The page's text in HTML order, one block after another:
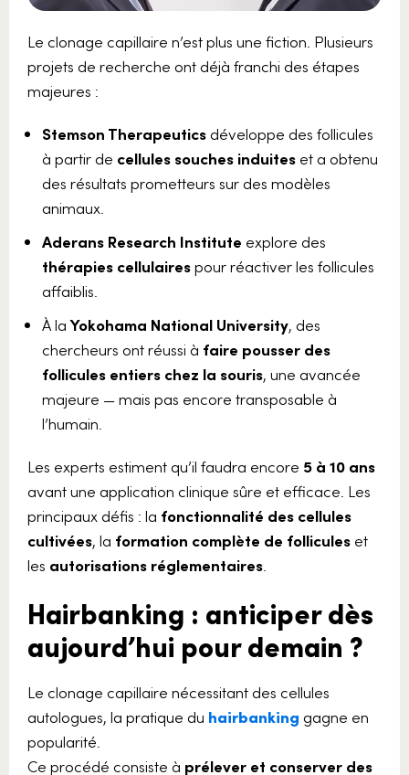
Le clonage capillaire n’est plus une fiction. Plusieurs
projets de recherche ont déjà franchi des étapes
majeures :
Stemson Therapeuticsdéveloppe des follicules
à partir de cellules souches induites et a obtenu
des résultats prometteurs sur des modèles
animaux.
Aderans Research Institute explore des
thérapies cellulairespour réactiver les follicules
affaiblis.
À laYokohama National University, des
chercheurs ont réussi à faire pousser des
follicules entiers chez la souris, une avancée
majeure — mais pas encore transposable à
l’humain.
Les experts estiment qu’il faudra encore 5 à 10 ans
avant une application clinique sûre et efficace. Les
principaux défis : la fonctionnalité des cellules
cultivées, la formation complète de follicules et
les autorisations réglementaires.
Hairbanking : anticiper dès
aujourd’hui pour demain ?
Le clonage capillaire nécessitant des cellules
autologues, la pratique du hairbanking gagne en
popularité.
Ce procédé consiste à prélever et conserver des